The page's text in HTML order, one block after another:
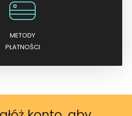
METODY
PŁATNOŚCI